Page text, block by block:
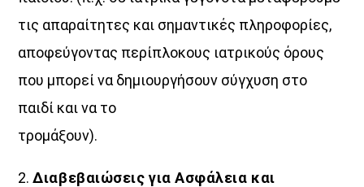
τις απαραίτητες και σημαντικές πληροφορίες,
αποφεύγοντας περίπλοκους ιατρικούς όρους
που μπορεί να δημιουργήσουν σύγχυση στο
παιδί και να το
τρομάξουν).
2.Διαβεβαιώσεις για Ασφάλεια και